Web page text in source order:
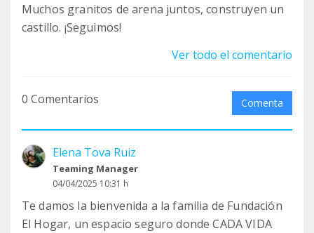
Muchos granitos de arena juntos, construyen un
castillo. ¡Seguimos!
Ver todo el comentario
0 Comentarios Comenta
Elena Tova Ruiz
Teaming Manager
04/04/2025 10:31 h
Te damos la bienvenida a la familia de Fundación
El Hogar, un espacio seguro donde CADA VIDA